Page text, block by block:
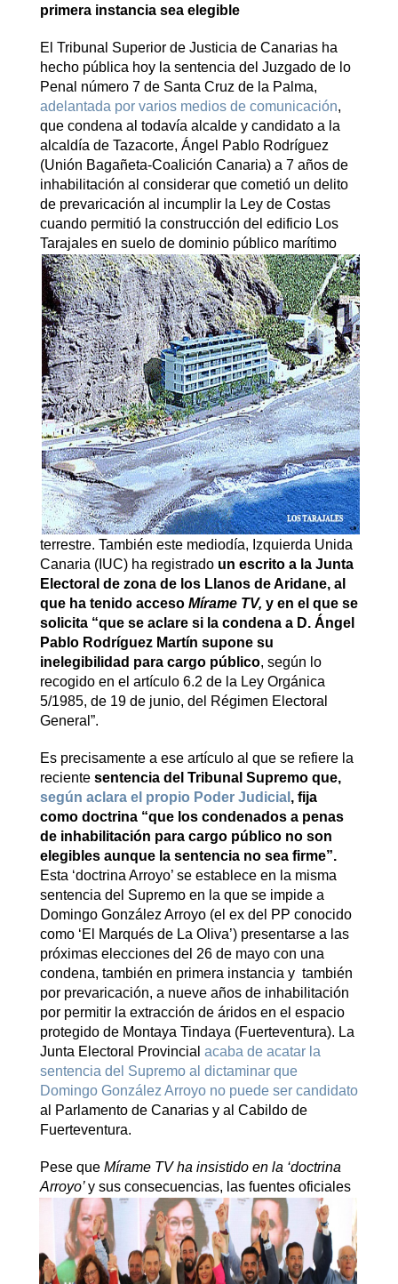
primera instancia sea elegible
El Tribunal Superior de Justicia de Canarias ha
hecho pública hoy la sentencia del Juzgado de lo
Penal número 7 de Santa Cruz de la Palma,
adelantada por varios medios de comunicación,
que condena al todavía alcalde y candidato a la
alcaldía de Tazacorte, Ángel Pablo Rodríguez
(Unión Bagañeta-Coalición Canaria) a 7 años de
inhabilitación al considerar que cometió un delito
de prevaricación al incumplir la Ley de Costas
cuando permitió la construcción del edificio Los
Tarajales en suelo de dominio público marítimo
terrestre. También este mediodía, Izquierda Unida
Canaria (IUC) ha registrado un escrito a la Junta
Electoral de zona de los Llanos de Aridane, al
que ha tenido acceso Mírame TV, y en el que se
solicita “que se aclare si la condena a D. Ángel
Pablo Rodríguez Martín supone su
inelegibilidad para cargo público, según lo
recogido en el artículo 6.2 de la Ley Orgánica
5/1985, de 19 de junio, del Régimen Electoral
General”.
Es precisamente a ese artículo al que se refiere la
reciente sentencia del Tribunal Supremo que,
según aclara el propio Poder Judicial , fija
como doctrina “que los condenados a penas
de inhabilitación para cargo público no son
elegibles aunque la sentencia no sea firme”.
Esta ‘doctrina Arroyo’ se establece en la misma
sentencia del Supremo en la que se impide a
Domingo González Arroyo (el ex del PP conocido
como ‘El Marqués de La Oliva’) presentarse a las
próximas elecciones del 26 de mayo con una
condena, también en primera instancia y también
por prevaricación, a nueve años de inhabilitación
por permitir la extracción de áridos en el espacio
protegido de Montaya Tindaya (Fuerteventura). La
Junta Electoral Provincial acaba de acatar la
sentencia del Supremo al dictaminar que
Domingo González Arroyo no puede ser candidato
al Parlamento de Canarias y al Cabildo de
Fuerteventura.
Pese que Mírame TV ha insistido en la ‘doctrina
Arroyo’y sus consecuencias, las fuentes oficiales